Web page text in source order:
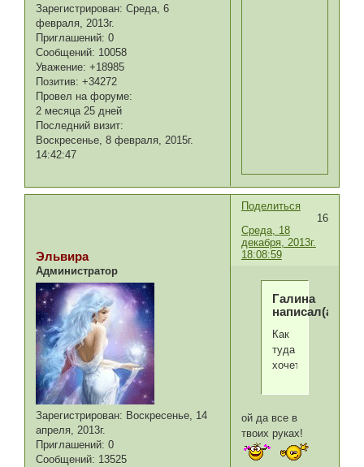
Зарегистрирован: Среда, 6
февраля, 2013г.
Приглашений: 0
Сообщений: 10058
Уважение: +18985
Позитив: +34272
Провел на форуме:
2 месяца 25 дней
Последний визит:
Воскресенье, 8 февраля, 2015г.
14:42:47
Поделиться
16
Среда, 18
декабря, 2013г.
18:08:59
Эльвира
Администратор
Зарегистрирован: Воскресенье, 14
апреля, 2013г.
Приглашений: 0
Сообщений: 13525
Галина
написал(а):
Как
туда
хочется!
ой да все в
твоих руках!